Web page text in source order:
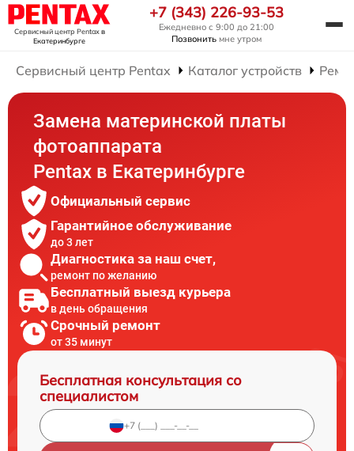
Сервисный центр Pentaxв
Екатеринбурге
+7 (343) 226-93-53
Ежедневно с 9:00 до 21:00
Позвонить мне утром
Сервисный центр Pentax Каталог устройств
Замена материнской платы
фотоаппарата
Pentax в Екатеринбурге
Официальный сервис
Гарантийное обслуживание
до 3 лет
Диагностика за наш счет,
ремонт по желанию
Бесплатный выезд курьера
в день обращения
Срочный ремонт
от 35 минут
Бесплатная консультация со
специалистом